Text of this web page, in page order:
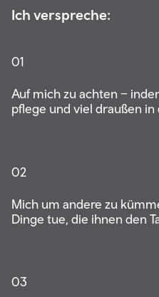
Ich verspreche:
01
Auf mich zu achten –
pflege und viel draußen in
02
Mich um andere zu
Dinge tue, die ihnen den
03